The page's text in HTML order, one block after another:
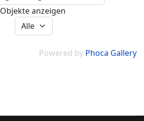
Objekte anzeigen
Powered by Phoca Gallery